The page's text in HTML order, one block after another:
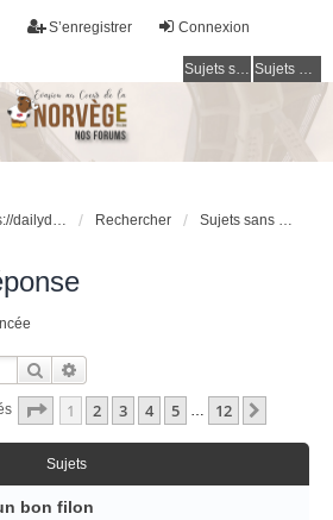
Connexion
S’enregistrer
Sujets sans réponse Sujets actifs
https://dailydigesthub.com Rechercher Sujets sans réponse
Rechercher
Page 1Sur
1 2 3 4 5 … 12
Sujets
bon filon